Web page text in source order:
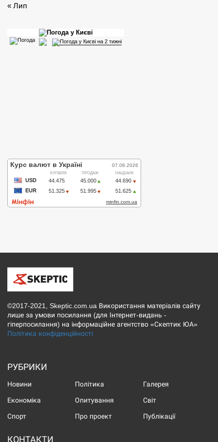
« Лип
©2017-2021, Skeptic.com.ua Використання матеріалів сайту
лише за умови посилання (для Інтернет-видань -
гіперпосилання) на інформаційне агентство «Скептик ЮА»
Політика конфіденційності
РУБРИКИ
Новини Політика Галерея
Економіка Опитування Світ
Спорт Про проект Публікації
КОНТАКТИ